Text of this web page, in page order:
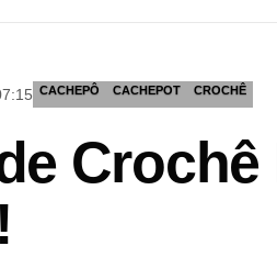
CACHEPÔ CACHEPOT CROCHÊ